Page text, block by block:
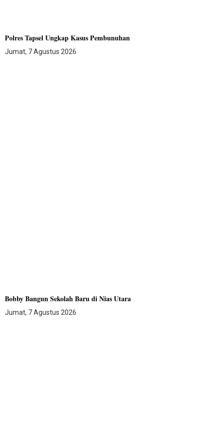
Polres Tapsel Ungkap Kasus Pembunuhan
Jumat, 7 Agustus 2026
Bobby Bangun Sekolah Baru di Nias Utara
Jumat, 7 Agustus 2026